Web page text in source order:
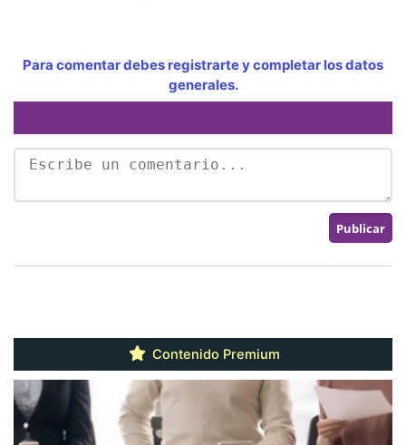
Para comentar debes registrarte y completar los datos
generales.
Contenido Premium